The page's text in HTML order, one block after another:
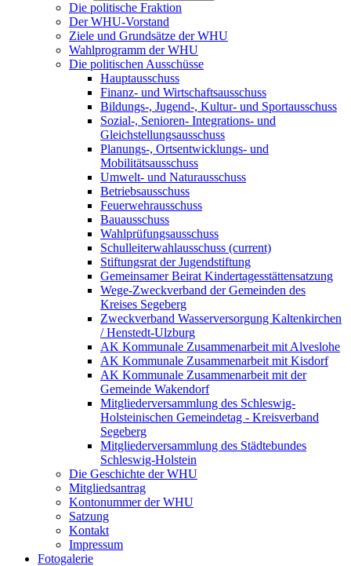
Die politische Fraktion
Der WHU-Vorstand
Ziele und Grundsätze der WHU
Wahlprogramm der WHU
Die politischen Ausschüsse
Hauptausschuss
Finanz- und Wirtschaftsausschuss
Bildungs-, Jugend-, Kultur- und Sportausschuss
Sozial-, Senioren- Integrations- und
Gleichstellungsausschuss
Planungs-, Ortsentwicklungs- und
Mobilitätsausschuss
Umwelt- und Naturausschuss
Betriebsausschuss
Feuerwehrausschuss
Bauausschuss
Wahlprüfungsausschuss
Schulleiterwahlausschuss (current)
Stiftungsrat der Jugendstiftung
Gemeinsamer Beirat Kindertagesstättensatzung
Wege-Zweckverband der Gemeinden des
Kreises Segeberg
Zweckverband Wasserversorgung Kaltenkirchen
/ Henstedt-Ulzburg
AK Kommunale Zusammenarbeit mit Alveslohe
AK Kommunale Zusammenarbeit mit Kisdorf
AK Kommunale Zusammenarbeit mit der
Gemeinde Wakendorf
Mitgliederversammlung des Schleswig-
Holsteinischen Gemeindetag - Kreisverband
Segeberg
Mitgliederversammlung des Städtebundes
Schleswig-Holstein
Die Geschichte der WHU
Mitgliedsantrag
Kontonummer der WHU
Satzung
Kontakt
Impressum
Fotogalerie